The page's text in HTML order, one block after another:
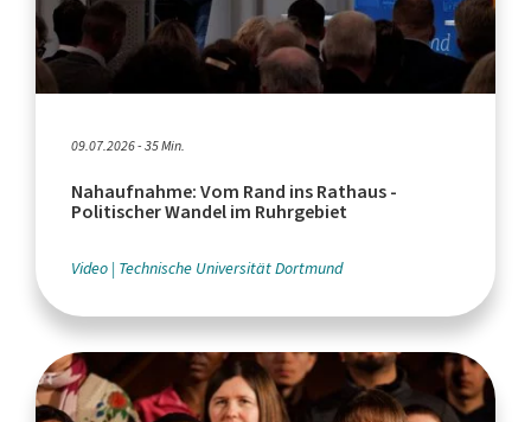
09.07.2026 - 35 Min.
Nahaufnahme: Vom Rand ins Rathaus -
Politischer Wandel im Ruhrgebiet
Video Technische Universität Dortmund